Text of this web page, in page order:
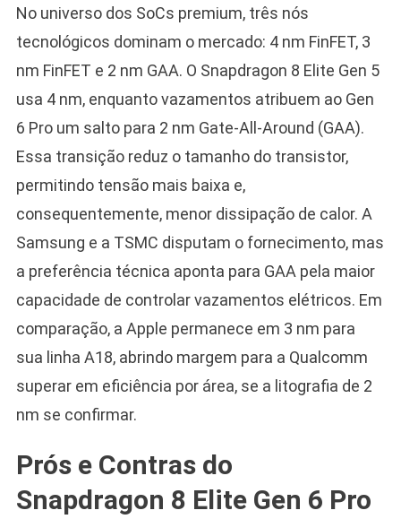
No universo dos SoCs premium, três nós
tecnológicos dominam o mercado: 4 nm FinFET, 3
nm FinFET e 2 nm GAA. O Snapdragon 8 Elite Gen 5
usa 4 nm, enquanto vazamentos atribuem ao Gen
6 Pro um salto para 2 nm Gate-All-Around (GAA).
Essa transição reduz o tamanho do transistor,
permitindo tensão mais baixa e,
consequentemente, menor dissipação de calor. A
Samsung e a TSMC disputam o fornecimento, mas
a preferência técnica aponta para GAA pela maior
capacidade de controlar vazamentos elétricos. Em
comparação, a Apple permanece em 3 nm para
sua linha A18, abrindo margem para a Qualcomm
superar em eficiência por área, se a litografia de 2
nm se confirmar.
Prós e Contras do
Snapdragon 8 Elite Gen 6 Pro